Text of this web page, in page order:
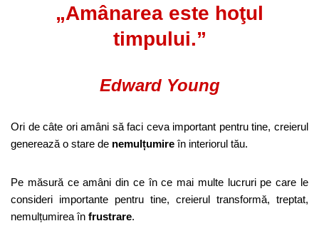
„Amânarea este hoţul
timpului.”
Edward Young
Ori de câte ori amâni să faci ceva important pentru tine, creierul
generează o stare de nemulțumireîn interiorul tău.
Pe măsură ce amâni din ce în ce mai multe lucruri pe care le
consideri importante pentru tine, creierul transformă, treptat,
nemulțumirea în frustrare.